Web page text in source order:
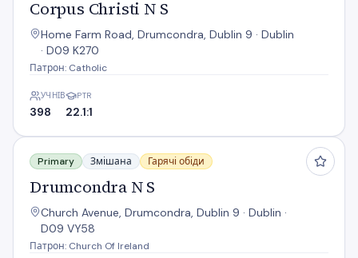
Corpus Christi N S
Home Farm Road, Drumcondra, Dublin 9 · Dublin
· D09 K270
Патрон: Catholic
УЧНІВ
398
PTR
22.1:1
Drumcondra N S
Primary Змішана Гарячі обіди
Drumcondra N S
Church Avenue, Drumcondra, Dublin 9 · Dublin ·
D09 VY58
Патрон: Church Of Ireland